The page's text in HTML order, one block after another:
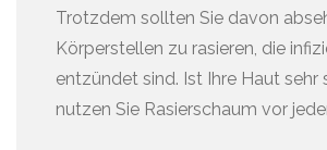
Trotzdem sollten Sie davon
Körperstellen zu rasieren, die
entzündet sind. Ist Ihre Haut sehr
nutzen Sie Rasierschaum vor